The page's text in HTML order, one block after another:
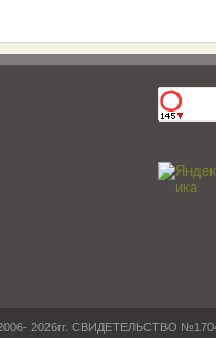
2006- 2026гг. СВИДЕТЕЛЬСТВО